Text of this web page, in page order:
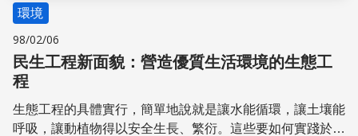
環境
98/02/06
民生工程新面貌：營造優質生活環境的生態工
程
生態工程的具體實行，簡單地說就是讓水能循環，讓土壤能
呼吸，讓動植物得以安全生長、繁衍。這些要如何實踐於生